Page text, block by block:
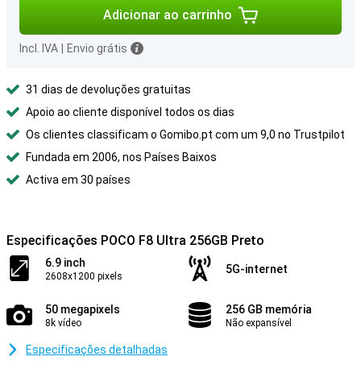
Adicionar ao carrinho
Incl. IVA Envio grátis
31 dias de devoluções gratuitas
Apoio ao cliente disponível todos os dias
Os clientes classificam o Gomibo.pt com um 9,0 no Trustpilot
Fundada em 2006, nos Países Baixos
Activa em 30 países
Especificações POCO F8 Ultra 256GB Preto
6.9 inch
2608x1200 pixels
5G-internet
50 megapixels
8k vídeo
256 GB memória
Não expansível
Especificações detalhadas